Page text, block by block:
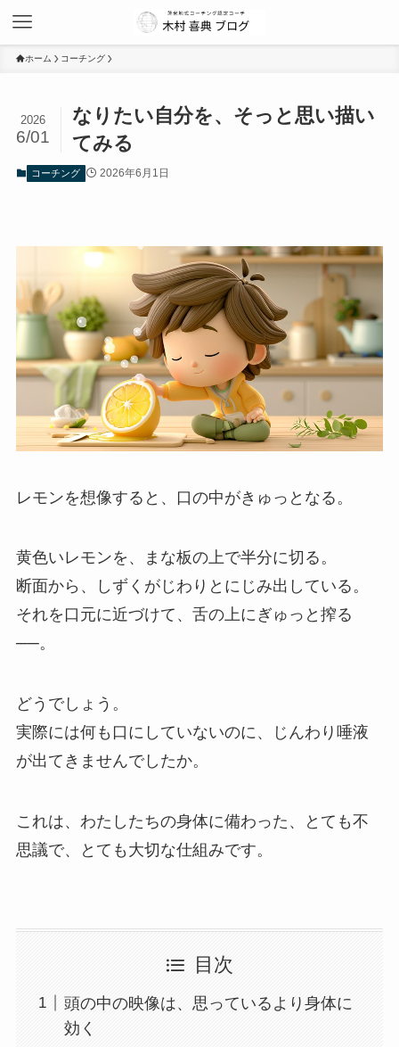
ホーム コーチング
なりたい自分を、そっと思い描い
てみる
2026
6/01
コーチング 2026年6月1日
レモンを想像すると、口の中がきゅっとなる。
黄色いレモンを、まな板の上で半分に切る。
断面から、しずくがじわりとにじみ出している。
それを口元に近づけて、舌の上にぎゅっと搾る
──。
どうでしょう。
実際には何も口にしていないのに、じんわり唾液
が出てきませんでしたか。
これは、わたしたちの身体に備わった、とても不
思議で、とても大切な仕組みです。
目次
頭の中の映像は、思っているより身体に
効く